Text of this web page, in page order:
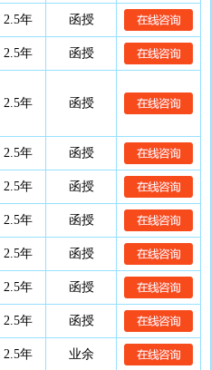
2.5年 函授
2.5年 函授
2.5年 函授
2.5年 函授
2.5年 函授
2.5年 函授
2.5年 函授
2.5年 函授
2.5年 函授
2.5年 业余